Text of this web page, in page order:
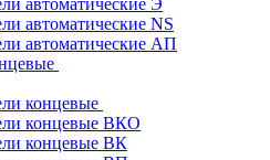
автоматические Э
автоматические NS
автоматические АП
концевые
концевые ВКО
концевые ВК